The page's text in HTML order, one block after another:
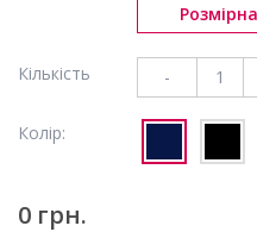
Кількість -
Колір:
0 грн.